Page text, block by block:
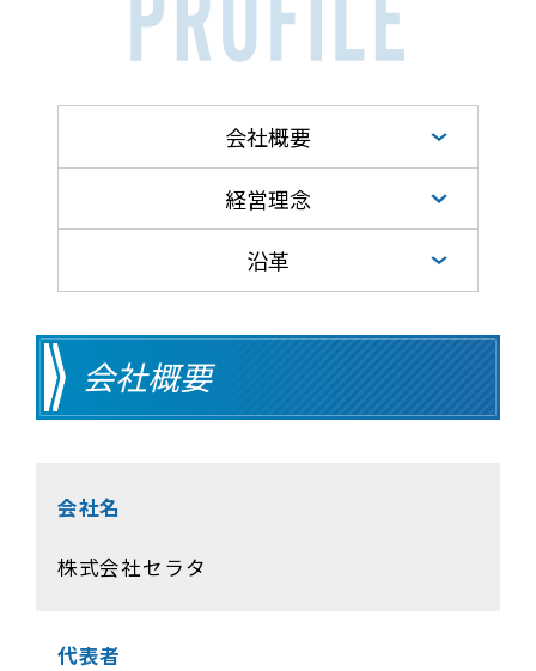
会社概要
経営理念
沿革
会社概要
会社名
株式会社セラタ
代表者